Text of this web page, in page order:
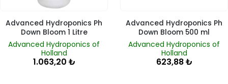
Advanced Hydroponics Ph
Down Bloom 1 Litre
Advanced Hydroponics of
Holland
1.063,20 ₺
Advanced Hydroponics Ph
Down Bloom 500 ml
Advanced Hydroponics of
Holland
623,88₺